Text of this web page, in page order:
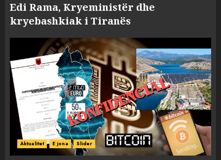
Edi Rama, Kryeministër dhe
kryebashkiak i Tiranës
Aktualitet E jona Slider